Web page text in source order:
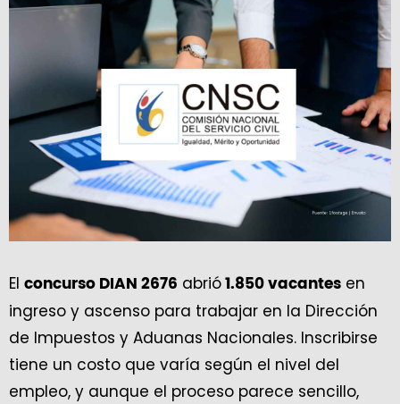
El concurso DIAN 2676 abrió 1.850 vacantes en
ingreso y ascenso para trabajar en la Dirección
de Impuestos y Aduanas Nacionales. Inscribirse
tiene un costo que varía según el nivel del
empleo, y aunque el proceso parece sencillo,